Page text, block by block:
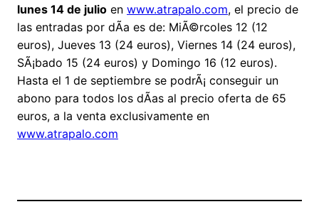
lunes 14 de julio en www.atrapalo.com, el precio de
las entradas por dÃ­a es de: MiÃ©rcoles 12 (12
euros), Jueves 13 (24 euros), Viernes 14 (24 euros),
SÃ¡bado 15 (24 euros) y Domingo 16 (12 euros).
Hasta el 1 de septiembre se podrÃ¡ conseguir un
abono para todos los dÃ­as al precio oferta de 65
euros, a la venta exclusivamente en
www.atrapalo.com